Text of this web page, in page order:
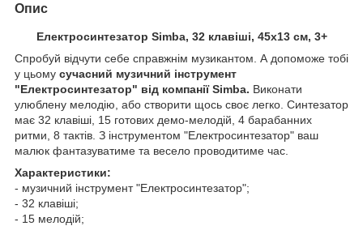
Опис
Електросинтезатор Simba, 32 клавіші, 45х13 см, 3+
Спробуй відчути себе справжнім музикантом. А допоможе тобі
у цьому сучасний музичний інструмент
"Електросинтезатор" від компанії Simba. Виконати
улюблену мелодію, або створити щось своє легко. Синтезатор
має 32 клавіші, 15 готових демо-мелодій, 4 барабанних
ритми, 8 тактів. З інструментом "Електросинтезатор" ваш
малюк фантазуватиме та весело проводитиме час.
Характеристики:
- музичний інструмент "Електросинтезатор";
- 32 клавіші;
- 15 мелодій;